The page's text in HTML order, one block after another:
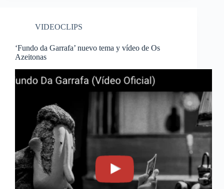
VIDEOCLIPS
‘Fundo da Garrafa’ nuevo tema y vídeo de Os
Azeitonas